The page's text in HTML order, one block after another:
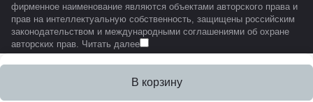
В корзину
фирменное наименование являются объектами авторского права и
прав на интеллектуальную собственность, защищены российским
законодательством и международными соглашениями об охране
авторских прав. Читать далее